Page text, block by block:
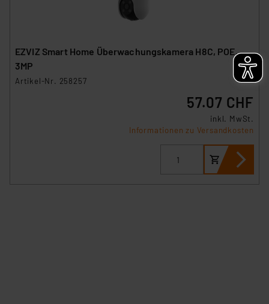
EZVIZ Smart Home Überwachungskamera H8C, POE,
3MP
Artikel-Nr. 258257
57.07 CHF
inkl. MwSt.
Informationen zu Versandkosten